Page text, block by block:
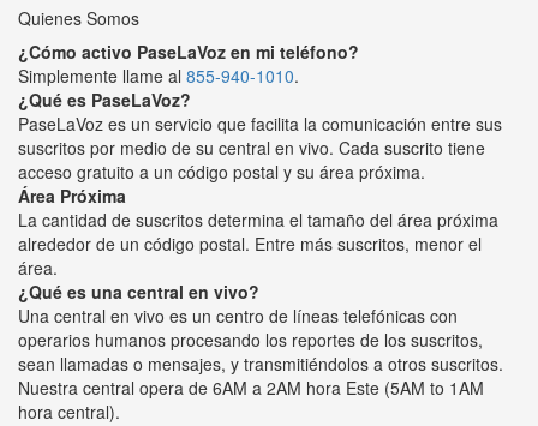
Quienes Somos
¿Cómo activo PaseLaVoz en mi teléfono?
Simplemente llame al 855-940-1010.
¿Qué es PaseLaVoz?
PaseLaVoz es un servicio que facilita la comunicación entre sus
suscritos por medio de su central en vivo. Cada suscrito tiene
acceso gratuito a un código postal y su área próxima.
Área Próxima
La cantidad de suscritos determina el tamaño del área próxima
alrededor de un código postal. Entre más suscritos, menor el
área.
¿Qué es una central en vivo?
Una central en vivo es un centro de líneas telefónicas con
operarios humanos procesando los reportes de los suscritos,
sean llamadas o mensajes, y transmitiéndolos a otros suscritos.
Nuestra central opera de 6AM a 2AM hora Este (5AM to 1AM
hora central).